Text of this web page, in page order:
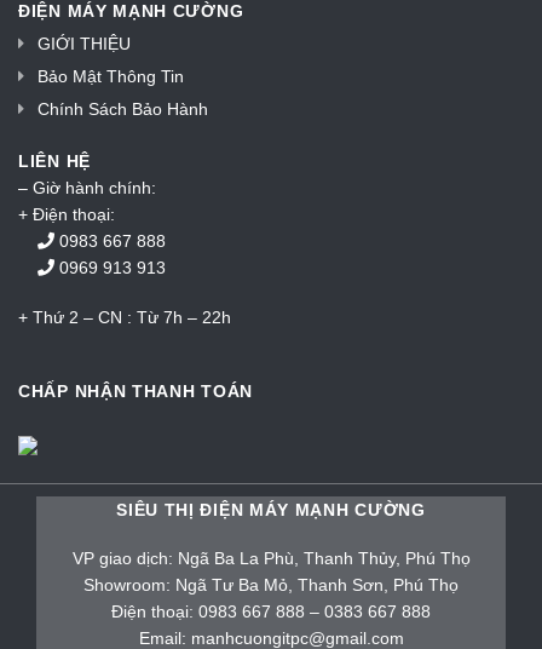
ĐIỆN MÁY MẠNH CƯỜNG
GIỚI THIỆU
Bảo Mật Thông Tin
Chính Sách Bảo Hành
LIÊN HỆ
– Giờ hành chính:
+ Điện thoại:
0983 667 888
0969 913 913
+ Thứ 2 – CN : Từ 7h – 22h
CHẤP NHẬN THANH TOÁN
SIÊU THỊ ĐIỆN MÁY MẠNH CƯỜNG
VP giao dịch: Ngã Ba La Phù, Thanh Thủy, Phú Thọ
Showroom: Ngã Tư Ba Mỏ, Thanh Sơn, Phú Thọ
Điện thoại: 0983 667 888 – 0383 667 888
Email: manhcuongitpc@gmail.com